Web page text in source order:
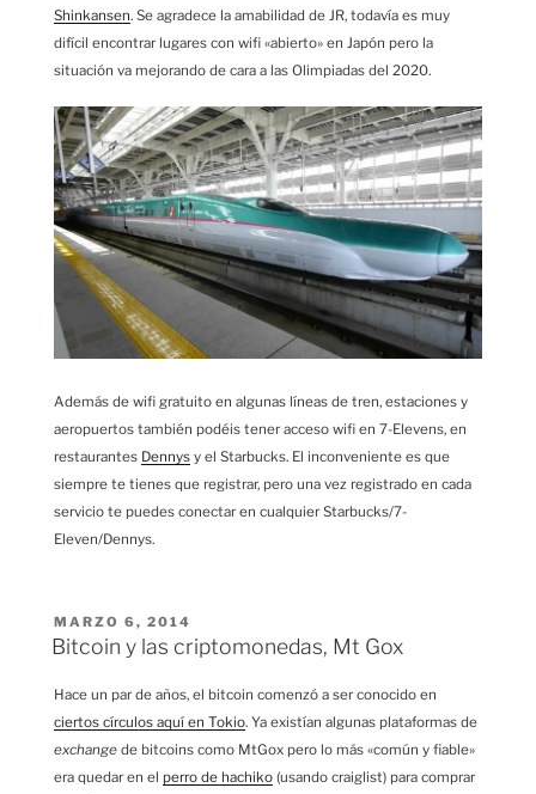
Shinkansen. Se agradece la amabilidad de JR, todavía es muy
difícil encontrar lugares con wifi «abierto» en Japón pero la
situación va mejorando de cara a las Olimpiadas del 2020.
Además de wifi gratuito en algunas líneas de tren, estaciones y
aeropuertos también podéis tener acceso wifi en 7-Elevens, en
restaurantes Dennys y el Starbucks. El inconveniente es que
siempre te tienes que registrar, pero una vez registrado en cada
servicio te puedes conectar en cualquier Starbucks/7-
Eleven/Dennys.
PUBLICADO
EL
MARZO 6, 2014
Bitcoin y las criptomonedas, Mt Gox
Hace un par de años, el bitcoin comenzó a ser conocido en
ciertos círculos aquí en Tokio. Ya existían algunas plataformas de
exchange de bitcoins como MtGox pero lo más «común y fiable»
era quedar en el perro de hachiko (usando craiglist) para comprar